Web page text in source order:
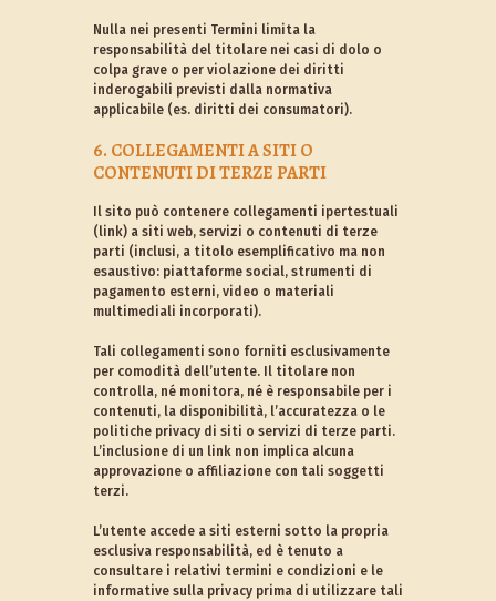
Nulla nei presenti Termini limita la
responsabilità del titolare nei casi di dolo o
colpa grave o per violazione dei diritti
inderogabili previsti dalla normativa
applicabile (es. diritti dei consumatori).
6. COLLEGAMENTI A SITI O
CONTENUTI DI TERZE PARTI
Il sito può contenere collegamenti ipertestuali
(link) a siti web, servizi o contenuti di terze
parti (inclusi, a titolo esemplificativo ma non
esaustivo: piattaforme social, strumenti di
pagamento esterni, video o materiali
multimediali incorporati).
Tali collegamenti sono forniti esclusivamente
per comodità dell’utente. Il titolare non
controlla, né monitora, né è responsabile per i
contenuti, la disponibilità, l’accuratezza o le
politiche privacy di siti o servizi di terze parti.
L’inclusione di un link non implica alcuna
approvazione o affiliazione con tali soggetti
terzi.
L’utente accede a siti esterni sotto la propria
esclusiva responsabilità, ed è tenuto a
consultare i relativi termini e condizioni e le
informative sulla privacy prima di utilizzare tali